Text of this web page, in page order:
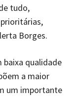
tudo,
Borges.
baixa qualidade
a maior
um importante